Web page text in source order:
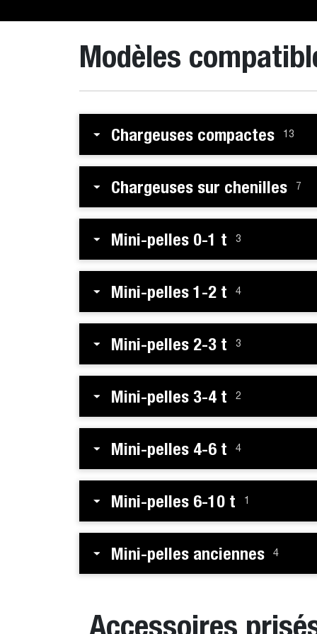
Modèles
Chargeuses compactes 13
Chargeuses sur chenilles 7
Mini-pelles 0-1 t 3
Mini-pelles 1-2 t 4
Mini-pelles 2-3 t 3
Mini-pelles 3-4 t 2
Mini-pelles 4-6 t 4
Mini-pelles 6-10 t 1
Mini-pelles anciennes 4
Accessoires